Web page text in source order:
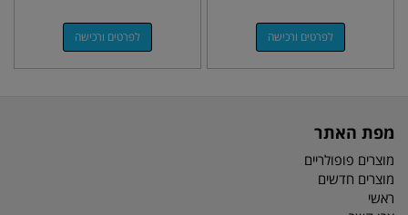
לפרטים ורכישה לפרטים ורכישה
מפת האתר
מוצרים פופולריים
מוצרים חדשים
ראשי